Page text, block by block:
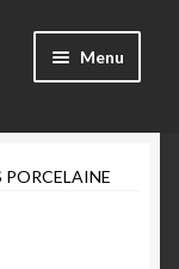
Menu
PORCELAINE